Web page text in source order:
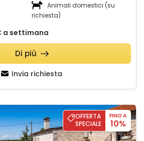
Animali domestici (su
richiesta)
a settimana
Invia richiesta
Di più
OFFERTA
SPECIALE
FINO A
10%